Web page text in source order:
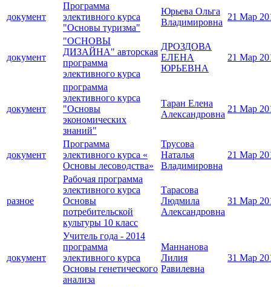
документ
Программа
элективного курса
"Основы туризма"
Юрьева Ольга
Владимировна
21 Мар
документ
"ОСНОВЫ
ДИЗАЙНА" авторская
программа
элективного курса
ДРОЗДОВА
ЕЛЕНА
ЮРЬЕВНА
21 Мар
документ
программа
элективного курса
"Основы
экономических
знаний"
Таран Елена
Александровна
21 Мар
документ
Программа
элективного курса «
Основы лесоводства»
Трусова
Наталья
Владимировна
21 Мар
разное
Рабочая программа
элективного курса
Основы
потребительской
культуры 10 класс
Тарасова
Людмила
Александровна
31 Мар
документ
Учитель года - 2014
программа
элективного курса
Основы генетического
анализа
Маннанова
Лилия
Равилевна
31 Мар